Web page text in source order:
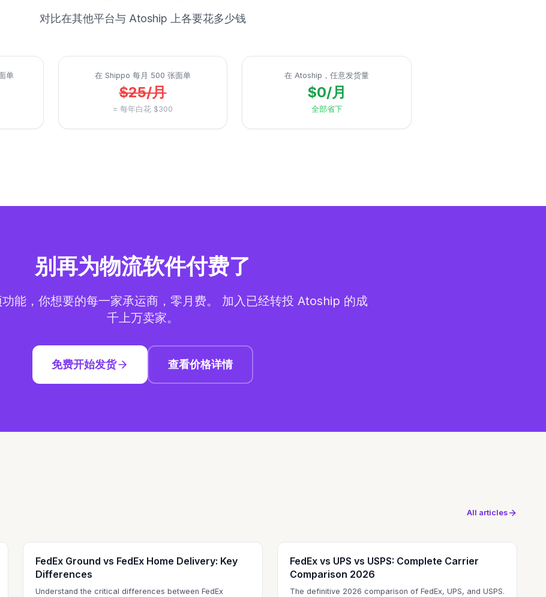
对比在其他平台与 Atoship 上各要花多少钱
单 在 Shippo 每月 500 张面单
$25/月
= 每年白花 $300
在 Atoship，任意发货量
$0/月
全部省下
别再为物流软件付费了
能，你想要的每一家承运商，零月费。 加入已经转投 Atoship 的成
千上万卖家。
免费开始发货 查看价格详情
All articles
FedEx Ground vs FedEx Home Delivery: Key
Differences
Understand the critical differences between FedEx
FedEx vs UPS vs USPS: Complete Carrier
Comparison 2026
The definitive 2026 comparison of FedEx, UPS, and USPS.